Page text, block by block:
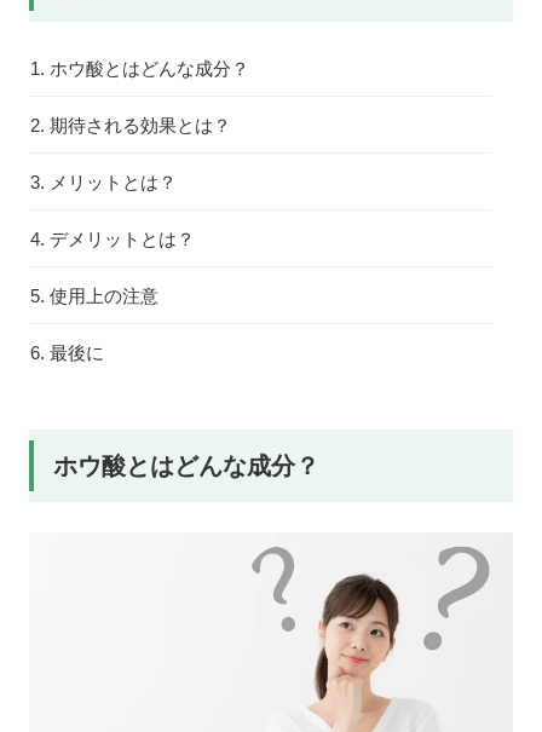
ホウ酸とはどんな成分？
期待される効果とは？
メリットとは？
デメリットとは？
使用上の注意
最後に
ホウ酸とはどんな成分？